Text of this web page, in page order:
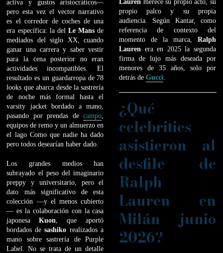
activa y gustos aristocráticos—
pero esta vez el vector narrativo
es el corredor de coches de una
era específica: la delLe Mans de
mediados del siglo XX, cuando
ganar una carrera y saber vestir
para la cena posterior no eran
actividades incompatibles. El
resultado es un guardarropa de 78
looks que abarca desde la sastrería
de noche más formal hasta el
varsity jacket bordado a mano,
pasando por prendas decampo
equipos de remo y un almuerzo en
el lago Como que nadie ha dado
pero todos desearían haber dado.
Los grandes medios han
subrayado el peso del imaginario
preppy y universitario, pero el
dato más significativo de esta
colección —y el menos cubierto
— es la colaboración con la casa
japonesaKuon , que aportó
bordados desashiko realizados a
mano sobre sastrería de Purple
Label. No se trata de un detalle
Lauren merece su propio acto, su
propio palco y su propia
audiencia. Según Kantar, como
referencia de contexto del
momento de la marca, Ralph
Lauren era en 2025 la segunda
firma de lujo más deseada por
menores de 35 años, solo por
detrás de Gucci
¿Qué
celebrities
asistieron al
desfile de
Ralph
Lauren en
Milán junio
2026?